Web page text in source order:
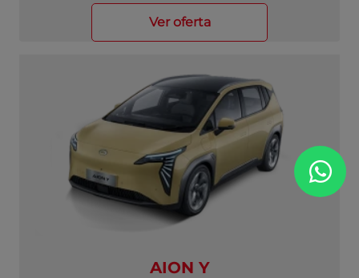
ver oferta
AION Y